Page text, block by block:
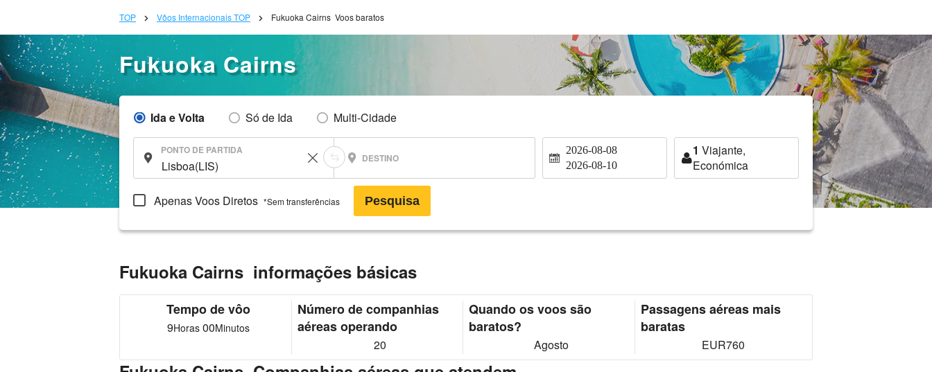
TOP Vôos Internacionais TOP Fukuoka Cairns Voos baratos
Fukuoka Cairns
Ida e Volta Só de Ida Multi-Cidade
PONTO DE PARTIDA
DESTINO
2026-08-08
2026-08-10
1 Viajante,
Económica
Apenas Voos Diretos *Sem transferências Pesquisa
Fukuoka Cairns informações básicas
Tempo de vôo
9Horas 00Minutos
Número de companhias
aéreas operando
20
Quando os voos são
baratos?
Agosto
Passagens aéreas mais
baratas
EUR760